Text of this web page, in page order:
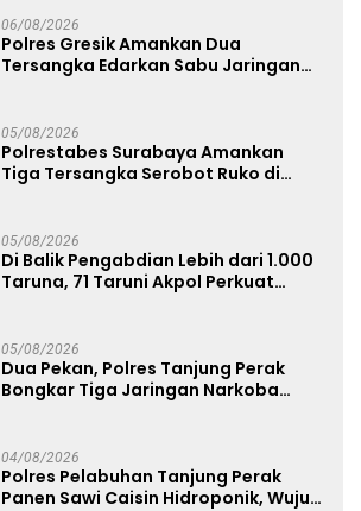
06/08/2026
Polres Gresik Amankan Dua
Tersangka Edarkan Sabu Jaringan
05/08/2026
Polrestabes Surabaya Amankan
Tiga Tersangka Serobot Ruko di
05/08/2026
Di Balik Pengabdian Lebih dari 1.000
Taruna, 71 Taruni Akpol Perkuat
05/08/2026
Dua Pekan, Polres Tanjung Perak
Bongkar Tiga Jaringan Narkoba
04/08/2026
Polres Pelabuhan Tanjung Perak
Panen Sawi Caisin Hidroponik, Wujud